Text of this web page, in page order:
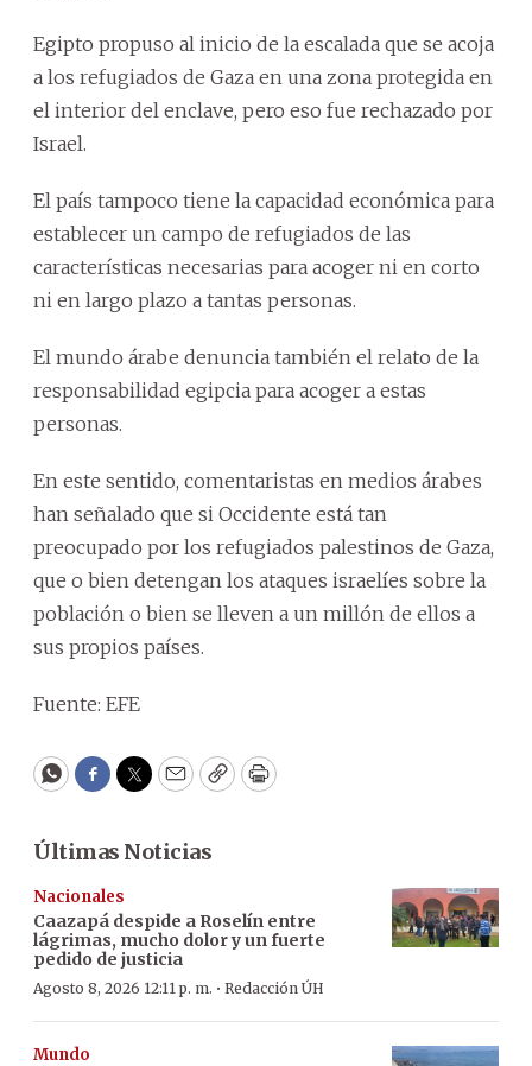
Egipto propuso al inicio de la escalada que se acoja
a los refugiados de Gaza en una zona protegida en
el interior del enclave, pero eso fue rechazado por
Israel.
El país tampoco tiene la capacidad económica para
establecer un campo de refugiados de las
características necesarias para acoger ni en corto
ni en largo plazo a tantas personas.
El mundo árabe denuncia también el relato de la
responsabilidad egipcia para acoger a estas
personas.
En este sentido, comentaristas en medios árabes
han señalado que si Occidente está tan
preocupado por los refugiados palestinos de Gaza,
que o bien detengan los ataques israelíes sobre la
población o bien se lleven a un millón de ellos a
sus propios países.
Fuente: EFE
WhatsApp
Facebook
Twitter
EmailCopyPrint
Últimas Noticias
Nacionales
Caazapá despide a Roselín entre
lágrimas, mucho dolor y un fuerte
pedido de justicia
Agosto 8, 2026 12:11 p. m. · Redacción ÚH
Mundo